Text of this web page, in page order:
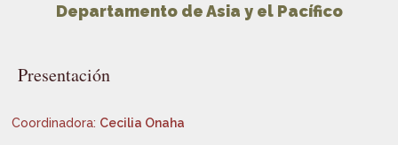
Departamento de Asia y el Pacífico
Presentación
Coordinadora: Cecilia Onaha